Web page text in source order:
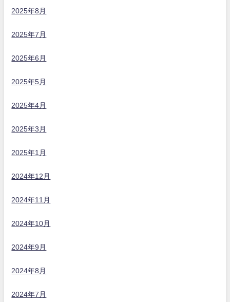
2025年8月
2025年7月
2025年6月
2025年5月
2025年4月
2025年3月
2025年1月
2024年12月
2024年11月
2024年10月
2024年9月
2024年8月
2024年7月